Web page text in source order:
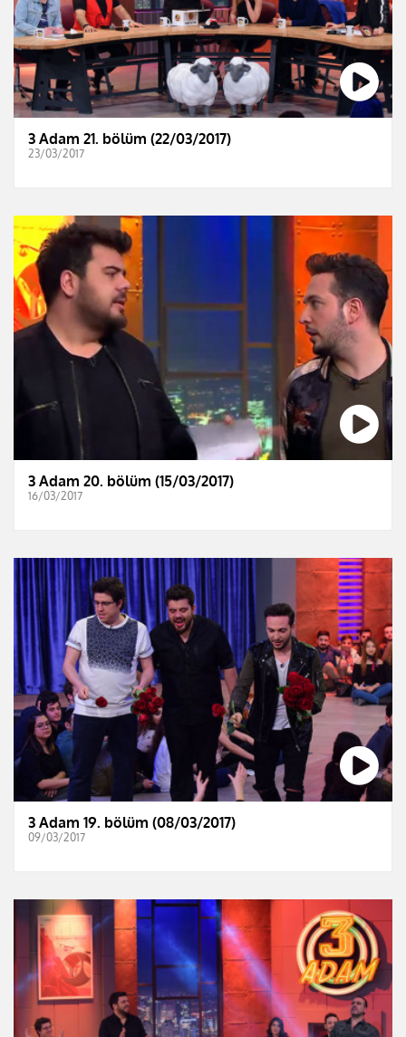
3 Adam 21. bölüm (22/03/2017)
23/03/2017
3 Adam 20. bölüm (15/03/2017)
16/03/2017
3 Adam 19. bölüm (08/03/2017)
09/03/2017